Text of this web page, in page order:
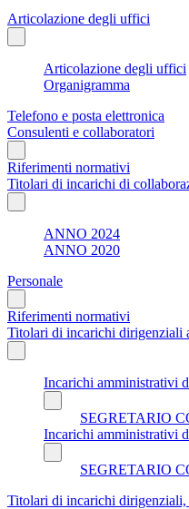
Articolazione degli uffici
Articolazione degli uffici
Organigramma
Telefono e posta elettronica
Consulenti e collaboratori
Riferimenti normativi
Titolari di incarichi di
ANNO 2024
ANNO 2020
Personale
Riferimenti normativi
Titolari di incarichi dirigenziali
Incarichi amministrativi
SEGRETARIO
Incarichi amministrativi
SEGRETARIO
Titolari di incarichi